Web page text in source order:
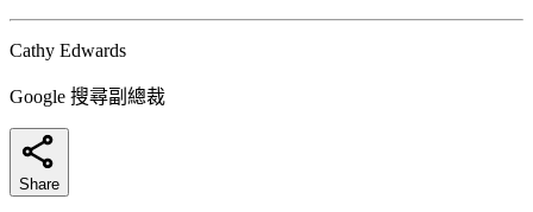
Cathy Edwards
Google 搜尋副總裁
Share